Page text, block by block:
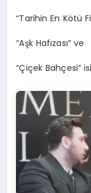
“Tarihin En Kötü
“Aşk Hafızası” ve
“Çiçek Bahçesi”